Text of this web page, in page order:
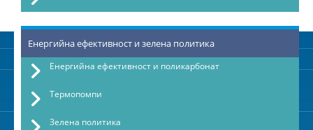
Енергийна ефективност и зелена политика
Енергийна ефективност и поликарбонат
Термопомпи
Зелена политика